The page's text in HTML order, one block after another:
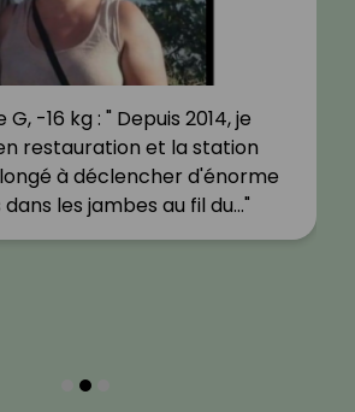
G, -16 kg : " Depuis 2014, je
restauration et la station
à déclencher d'énorme
les jambes au fil du…"